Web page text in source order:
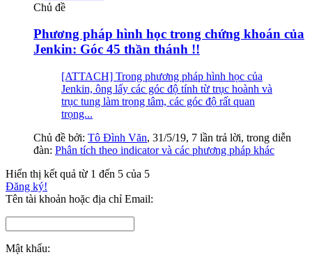
Chủ đề
Phương pháp hình học trong chứng khoán của
Jenkin: Góc 45 thần thánh !!
[ATTACH] Trong phương pháp hình học của
Jenkin, ông lấy các góc độ tính từ trục hoành và
trục tung làm trọng tâm, các góc độ rất quan
trọng...
Chủ đề bởi: Tô Đình Văn, 31/5/19, 7 lần trả lời, trong diễn
đàn: Phân tích theo indicator và các phương pháp khác
Hiển thị kết quả từ 1 đến 5 của 5
Đăng ký!
Tên tài khoản hoặc địa chỉ Email:
Mật khẩu: